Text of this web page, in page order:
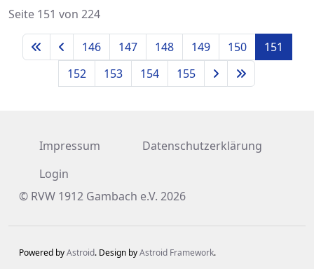
Seite 151 von 224
146 147 148 149 150
151
152
153 154 155
Impressum
Datenschutzerklärung
Login
© RVW 1912 Gambach e.V. 2026
Powered byAstroid. Design byAstroid Framework.